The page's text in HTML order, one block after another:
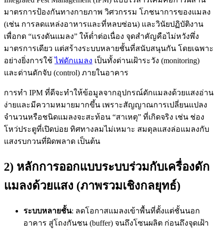
มาตรการป้องกันทางกายภาพ วิศวกรรม โภชนาการของแมลง
(เช่น การลดแหล่งอาหารและที่หลบซ่อน) และวินัยปฏิบัติงาน
เพื่อกด “แรงดันแมลง” ให้ต่ำต่อเนื่อง จุดสำคัญคือไม่หวังพึ่ง
มาตรการเดียว แต่สร้างระบบหลายชั้นที่สนับสนุนกัน โดยเฉพาะ
อย่างยิ่งการใช้ไฟดักแมลง เป็นทั้งด่านเฝ้าระวัง (monitoring)
และด่านดักจับ (control) ภายในอาคาร
การทำ IPM ที่ดีจะทำให้ข้อมูลจากอุปกรณ์ดักแมลงด้วยแสงอ่าน
ง่ายและมีความหมายมากขึ้น เพราะสัญญาณการเปลี่ยนแปลง
จำนวนหรือชนิดแมลงจะสะท้อน “สาเหตุ” ที่เกิดจริง เช่น ช่อง
โหว่ประตูที่เปิดบ่อย ทิศทางลมไม่เหมาะ สมดุลแสงล่อแมลงกับ
แสงรบกวนที่ผิดพลาด เป็นต้น
2) หลักการออกแบบระบบร่วมกับเครื่องดัก
แมลงด้วยแสง (ภาพรวมเชิงกลยุทธ์)
ระบบหลายชั้น: ลดโอกาสแมลงเข้าพื้นที่ตั้งแต่ชั้นนอก
อาคาร สู่โถงกันชน (buffer) จนถึงโซนผลิต ก่อนถึงจุดเฝ้า